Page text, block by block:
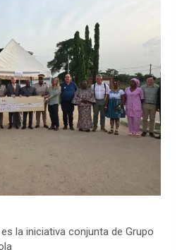
la iniciativa conjunta de Grupo